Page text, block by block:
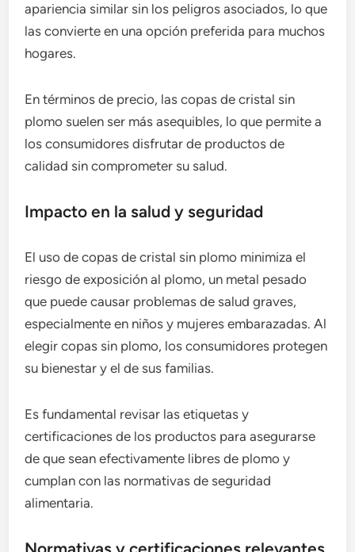
apariencia similar sin los peligros asociados, lo que
las convierte en una opción preferida para muchos
hogares.
En términos de precio, las copas de cristal sin
plomo suelen ser más asequibles, lo que permite a
los consumidores disfrutar de productos de
calidad sin comprometer su salud.
Impacto en la salud y seguridad
El uso de copas de cristal sin plomo minimiza el
riesgo de exposición al plomo, un metal pesado
que puede causar problemas de salud graves,
especialmente en niños y mujeres embarazadas. Al
elegir copas sin plomo, los consumidores protegen
su bienestar y el de sus familias.
Es fundamental revisar las etiquetas y
certificaciones de los productos para asegurarse
de que sean efectivamente libres de plomo y
cumplan con las normativas de seguridad
alimentaria.